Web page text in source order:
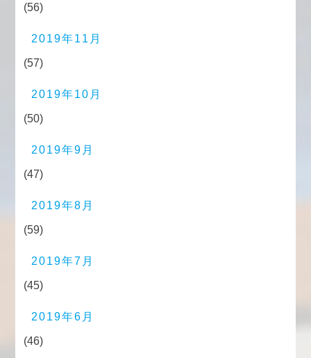
(56)
2019年11月
(57)
2019年10月
(50)
2019年9月
(47)
2019年8月
(59)
2019年7月
(45)
2019年6月
(46)